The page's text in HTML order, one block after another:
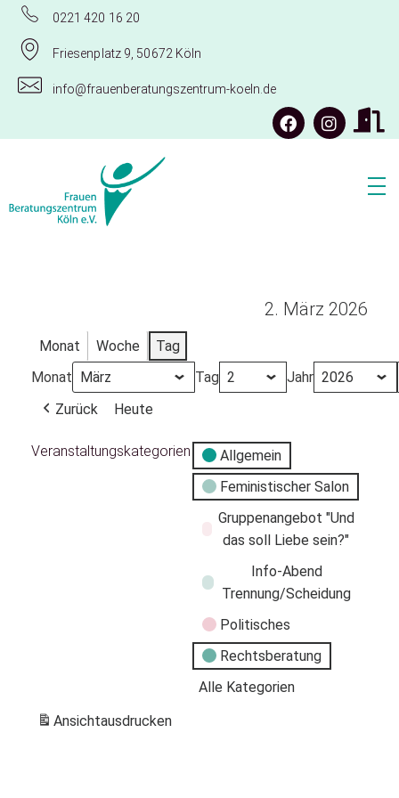
0221 420 16 20
Friesenplatz 9, 50672 Köln
info@frauenberatungszentrum-koeln.de
2. März 2026
Monat Woche
Tag
Monat
Tag
Jahr
Zurück
Heute
Veranstaltungskategorien
Allgemein
Feministischer Salon
Gruppenangebot "Und
das soll Liebe sein?"
Info-Abend
Trennung/Scheidung
Politisches
Rechtsberatung
Alle Kategorien
Ansichtausdrucken